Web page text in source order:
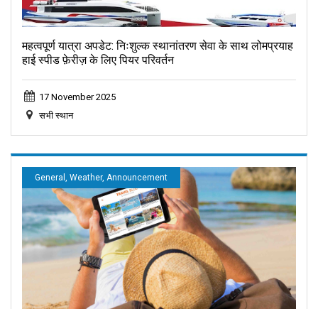
महत्वपूर्ण यात्रा अपडेट: निःशुल्क स्थानांतरण सेवा के साथ लोमप्रयाह
हाई स्पीड फ़ेरीज़ के लिए पियर परिवर्तन
17 November 2025
सभी स्थान
General, Weather, Announcement